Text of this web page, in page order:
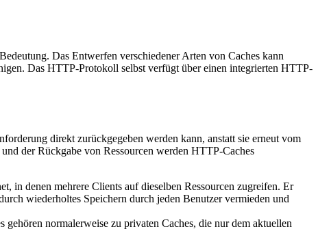
Das Entwerfen verschiedener Arten von Caches kann
Das HTTP-Protokoll selbst verfügt über einen integrierten HTTP-
direkt zurückgegeben werden kann, anstatt sie erneut vom
der Rückgabe von Ressourcen werden HTTP-Caches
in denen mehrere Clients auf dieselben Ressourcen zugreifen. Er
wiederholtes Speichern durch jeden Benutzer vermieden und
normalerweise zu privaten Caches, die nur dem aktuellen